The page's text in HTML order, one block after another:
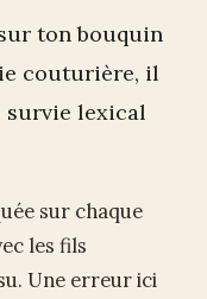
ton bouquin
couturière, il
survie lexical
sur chaque
les fils
Une erreur ici